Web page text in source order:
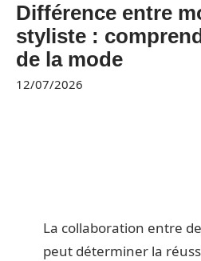
Différence entre
styliste :
de la mode
12/07/2026
La collaboration entre
peut déterminer la